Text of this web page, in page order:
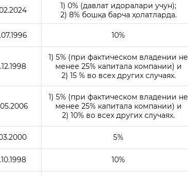
1) 0% (давлат идоралари учун);
2) 8% бошқа барча ҳолатларда.
10%
1) 5% (при фактическом владении не
менее 25% капитала компании) и
2) 15 % во всех других случаях.
1) 5% (при фактическом владении не
менее 25% капитала компании) и
2) 10% во всех других случаях.
5%
10%